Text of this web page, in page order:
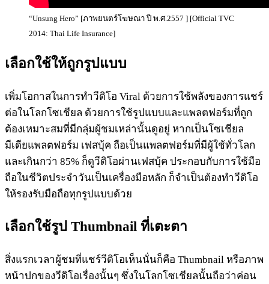
“Unsung Hero” [ภาพยนตร์โฆษณา ปี พ.ศ.2557 ] [Official TVC
2014: Thai Life Insurance]
เลือกใช้ให้ถูกรูปแบบ
เพิ่มโอกาสในการทำวีดิโอ Viral ด้วยการใช้พลังของการแชร์
ต่อในโลกโซเชียล ด้วยการใช้รูปแบบและแพลตฟอร์มที่ถูก
ต้องเหมาะสมที่มีกลุ่มผู้ชมเหล่านั้นดูอยู่ หากเป็นโซเชียล
มีเดียแพลตฟอร์ม เฟสบุ้ค ถือเป็นแพลตฟอร์มที่มีผู้ใช้ทั่วโลก
และเกินกว่า 85% ก็ดูวีดิโอผ่านเฟสบุ้ค ประกอบกับการใช้มือ
ถือในชีวิตประจำวันเป็นเครื่องมือหลัก ก็จำเป็นต้องทำวีดิโอ
ให้รองรับมือถือทุกรูปแบบด้วย
เลือกใช้รูป Thumbnail ที่เตะตา
สิ่งแรกเวลาผู้ชมที่แชร์วีดิโอเห็นนั่นก็คือ Thumbnail หรือภาพ
หน้าปกของวีดิโอเรื่องนั้นๆ ซึ่งในโลกโซเชียลนั้นถือว่าค่อน